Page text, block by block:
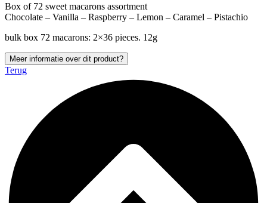
Box of 72 sweet macarons assortment
Chocolate – Vanilla – Raspberry – Lemon – Caramel – Pistachio
bulk box 72 macarons: 2×36 pieces. 12g
Meer informatie over dit product?
Terug